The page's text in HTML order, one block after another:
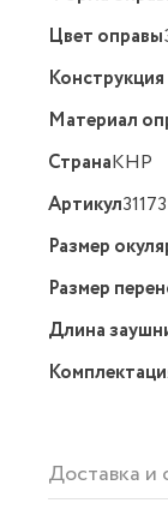
Цвет оправы
Материал
СтранаКНР
Артикул
Размер
Размер
Длина
Доставка и